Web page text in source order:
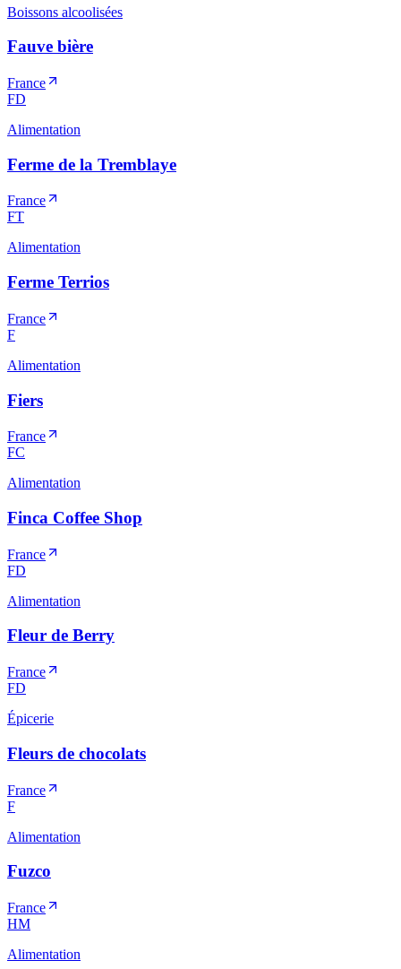
Boissons alcoolisées
Fauve bière
France
FD
Alimentation
Ferme de la Tremblaye
France
FT
Alimentation
Ferme Terrios
France
F
Alimentation
Fiers
France
FC
Alimentation
Finca Coffee Shop
France
FD
Alimentation
Fleur de Berry
France
FD
Épicerie
Fleurs de chocolats
France
F
Alimentation
Fuzco
France
HM
Alimentation